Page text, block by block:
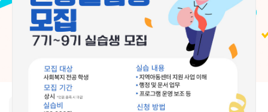
아이들의 성장과 돌봄이 흔들리지 않도록 현장의 곁에서 따뜻한 울타리가 되겠습니다.
아이들의 성장과 돌봄이 흔들리지 않도록 현장의 곁에서 따뜻한 울타리가 되겠습니다.
02